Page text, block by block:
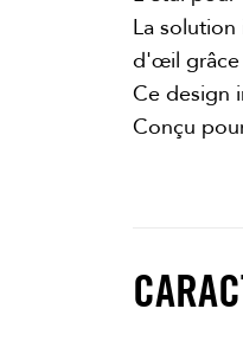
La
d'œil grâce
Ce design
Conçu